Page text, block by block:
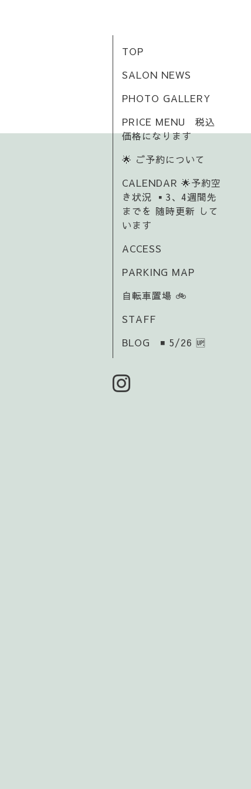
TOP
SALON NEWS
PHOTO GALLERY
PRICE MENU 税込
価格になります
🌟 ご予約について
CALENDAR 🌟予約空
き状況 ▪️3、4週間先
までを 随時更新 して
います
ACCESS
PARKING MAP
自転車置場 🚲️
STAFF
BLOG ◾ 5/26 🆙